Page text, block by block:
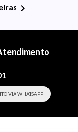
VIA WHATSAPP